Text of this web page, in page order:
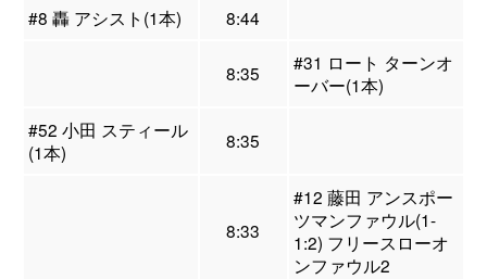
#8 轟 アシスト(1本)
8:44
8:35
#31 ロート ターンオ
ーバー(1本)
#52 小田 スティール
(1本)
8:35
8:33
#12 藤田 アンスポー
ツマンファウル(1-
1:2) フリースローオ
ンファウル2